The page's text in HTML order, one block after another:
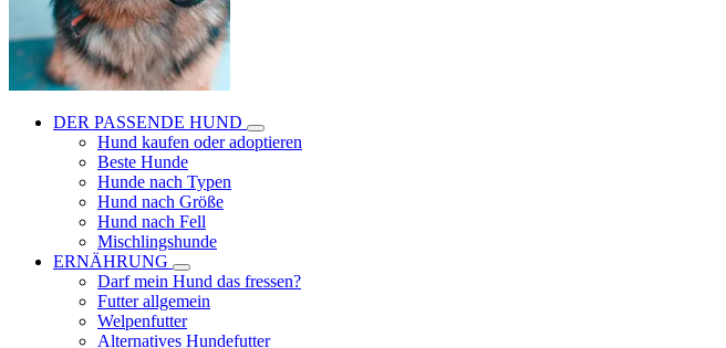
DER PASSENDE HUND
Hund kaufen oder adoptieren
Beste Hunde
Hunde nach Typen
Hund nach Größe
Hund nach Fell
Mischlingshunde
ERNÄHRUNG
Darf mein Hund das fressen?
Futter allgemein
Welpenfutter
Alternatives Hundefutter